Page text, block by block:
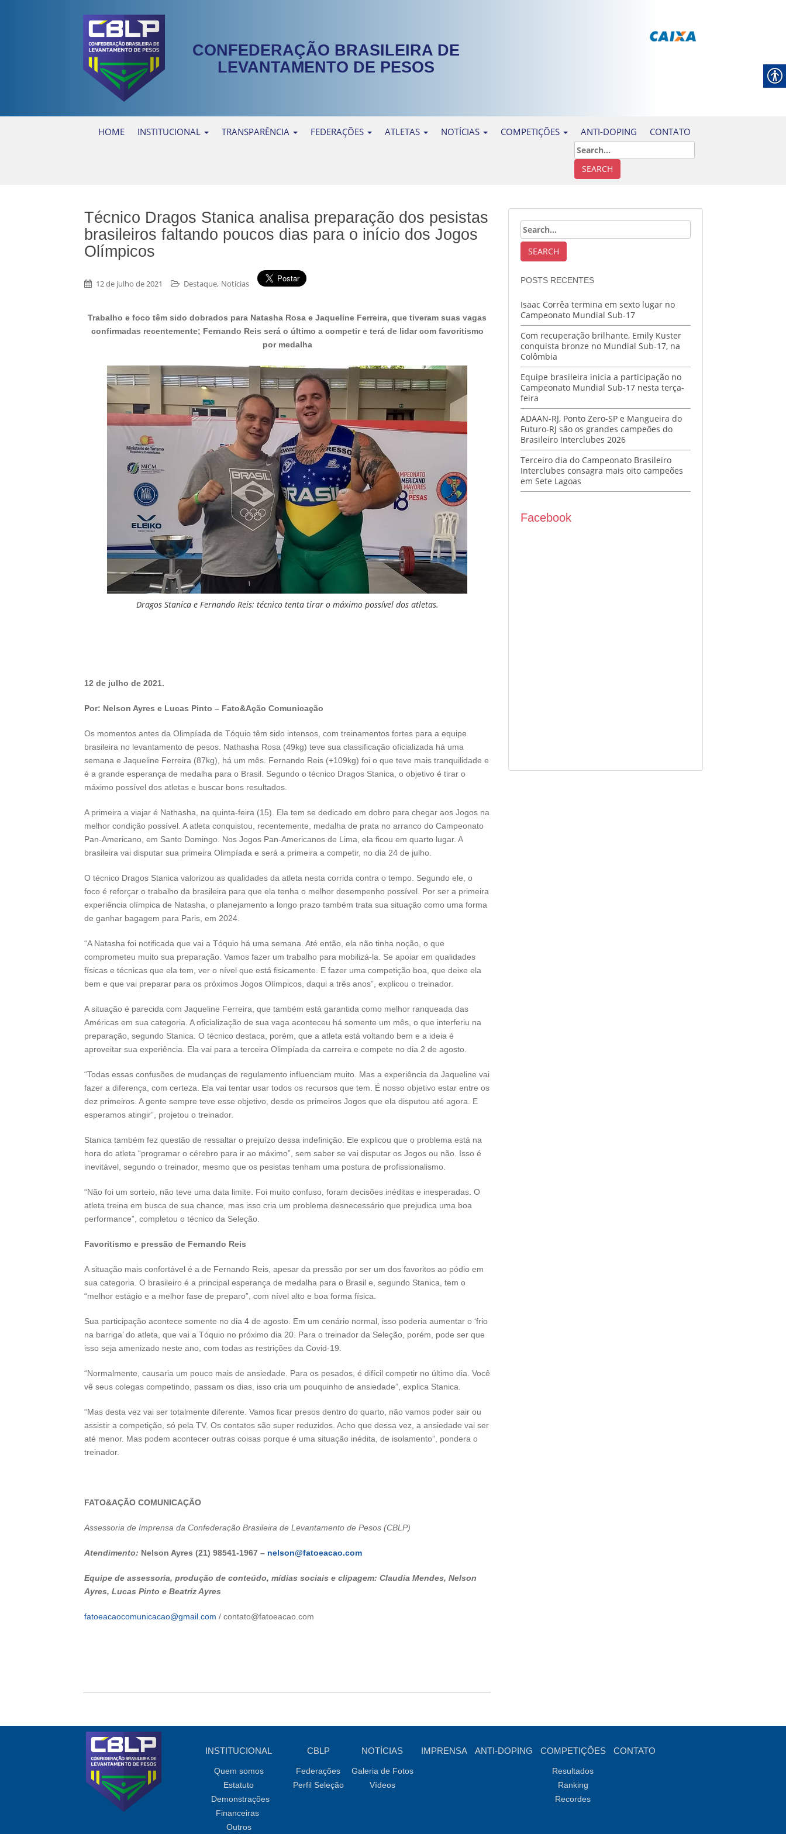
CONFEDERAÇÃO BRASILEIRA DE
LEVANTAMENTO DE PESOS
HOME INSTITUCIONAL TRANSPARÊNCIA FEDERAÇÕES ATLETAS NOTÍCIAS COMPETIÇÕES ANTI-DOPING CONTATO
Técnico Dragos Stanica analisa preparação dos pesistas
brasileiros faltando poucos dias para o início dos Jogos
Olímpicos
12 de julho de 2021 Destaque, Noticias
Trabalho e foco têm sido dobrados para Natasha Rosa e Jaqueline Ferreira, que tiveram suas vagas
confirmadas recentemente; Fernando Reis será o último a competir e terá de lidar com favoritismo
por medalha
Dragos Stanica e Fernando Reis: técnico tenta tirar o máximo possível dos atletas.
12 de julho de 2021.
Por: Nelson Ayres e Lucas Pinto – Fato&Ação Comunicação
Os momentos antes da Olimpíada de Tóquio têm sido intensos, com treinamentos fortes para a equipe
brasileira no levantamento de pesos. Nathasha Rosa (49kg) teve sua classificação oficializada há uma
semana e Jaqueline Ferreira (87kg), há um mês. Fernando Reis (+109kg) foi o que teve mais tranquilidade e
é a grande esperança de medalha para o Brasil. Segundo o técnico Dragos Stanica, o objetivo é tirar o
máximo possível dos atletas e buscar bons resultados.
A primeira a viajar é Nathasha, na quinta-feira (15). Ela tem se dedicado em dobro para chegar aos Jogos na
melhor condição possível. A atleta conquistou, recentemente, medalha de prata no arranco do Campeonato
Pan-Americano, em Santo Domingo. Nos Jogos Pan-Americanos de Lima, ela ficou em quarto lugar. A
brasileira vai disputar sua primeira Olimpíada e será a primeira a competir, no dia 24 de julho.
O técnico Dragos Stanica valorizou as qualidades da atleta nesta corrida contra o tempo. Segundo ele, o
foco é reforçar o trabalho da brasileira para que ela tenha o melhor desempenho possível. Por ser a primeira
experiência olímpica de Natasha, o planejamento a longo prazo também trata sua situação como uma forma
de ganhar bagagem para Paris, em 2024.
“A Natasha foi notificada que vai a Tóquio há uma semana. Até então, ela não tinha noção, o que
comprometeu muito sua preparação. Vamos fazer um trabalho para mobilizá-la. Se apoiar em qualidades
físicas e técnicas que ela tem, ver o nível que está fisicamente. E fazer uma competição boa, que deixe ela
bem e que vai preparar para os próximos Jogos Olímpicos, daqui a três anos”, explicou o treinador.
A situação é parecida com Jaqueline Ferreira, que também está garantida como melhor ranqueada das
Américas em sua categoria. A oficialização de sua vaga aconteceu há somente um mês, o que interferiu na
preparação, segundo Stanica. O técnico destaca, porém, que a atleta está voltando bem e a ideia é
aproveitar sua experiência. Ela vai para a terceira Olimpíada da carreira e compete no dia 2 de agosto.
“Todas essas confusões de mudanças de regulamento influenciam muito. Mas a experiência da Jaqueline vai
fazer a diferença, com certeza. Ela vai tentar usar todos os recursos que tem. É nosso objetivo estar entre os
dez primeiros. A gente sempre teve esse objetivo, desde os primeiros Jogos que ela disputou até agora. E
esperamos atingir”, projetou o treinador.
Stanica também fez questão de ressaltar o prejuízo dessa indefinição. Ele explicou que o problema está na
hora do atleta “programar o cérebro para ir ao máximo”, sem saber se vai disputar os Jogos ou não. Isso é
inevitável, segundo o treinador, mesmo que os pesistas tenham uma postura de profissionalismo.
“Não foi um sorteio, não teve uma data limite. Foi muito confuso, foram decisões inéditas e inesperadas. O
atleta treina em busca de sua chance, mas isso cria um problema desnecessário que prejudica uma boa
performance”, completou o técnico da Seleção.
Favoritismo e pressão de Fernando Reis
A situação mais confortável é a de Fernando Reis, apesar da pressão por ser um dos favoritos ao pódio em
sua categoria. O brasileiro é a principal esperança de medalha para o Brasil e, segundo Stanica, tem o
“melhor estágio e a melhor fase de preparo”, com nível alto e boa forma física.
Sua participação acontece somente no dia 4 de agosto. Em um cenário normal, isso poderia aumentar o ‘frio
na barriga’ do atleta, que vai a Tóquio no próximo dia 20. Para o treinador da Seleção, porém, pode ser que
isso seja amenizado neste ano, com todas as restrições da Covid-19.
“Normalmente, causaria um pouco mais de ansiedade. Para os pesados, é difícil competir no último dia. Você
vê seus colegas competindo, passam os dias, isso cria um pouquinho de ansiedade”, explica Stanica.
“Mas desta vez vai ser totalmente diferente. Vamos ficar presos dentro do quarto, não vamos poder sair ou
assistir a competição, só pela TV. Os contatos são super reduzidos. Acho que dessa vez, a ansiedade vai ser
até menor. Mas podem acontecer outras coisas porque é uma situação inédita, de isolamento”, pondera o
treinador.
FATO&AÇÃO COMUNICAÇÃO
Assessoria de Imprensa da Confederação Brasileira de Levantamento de Pesos (CBLP)
Atendimento: Nelson Ayres (21) 98541-1967 – nelson@fatoeacao.com
Equipe de assessoria, produção de conteúdo, mídias sociais e clipagem: Claudia Mendes, Nelson
Ayres, Lucas Pinto e Beatriz Ayres
fatoeacaocomunicacao@gmail.com / contato@fatoeacao.com
POSTS RECENTES
Isaac Corrêa termina em sexto lugar no
Campeonato Mundial Sub-17
Com recuperação brilhante, Emily Kuster
conquista bronze no Mundial Sub-17, na
Colômbia
Equipe brasileira inicia a participação no
Campeonato Mundial Sub-17 nesta terça-
feira
ADAAN-RJ, Ponto Zero-SP e Mangueira do
Futuro-RJ são os grandes campeões do
Brasileiro Interclubes 2026
Terceiro dia do Campeonato Brasileiro
Interclubes consagra mais oito campeões
em Sete Lagoas
Facebook
INSTITUCIONAL
Quem somos
Estatuto
Demonstrações
Financeiras
Outros
CBLP
Federações
Perfil Seleção
NOTÍCIAS
Galeria de Fotos
Vídeos
IMPRENSA ANTI-DOPING COMPETIÇÕES
Resultados
Ranking
Recordes
CONTATO